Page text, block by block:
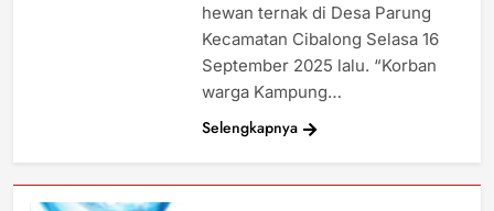
hewan ternak di Desa Parung
Kecamatan Cibalong Selasa 16
September 2025 lalu. “Korban
warga Kampung…
Selengkapnya